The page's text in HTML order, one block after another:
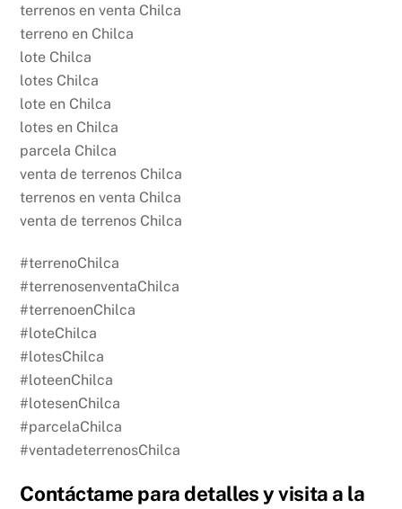
terrenos en venta Chilca
terreno en Chilca
lote Chilca
lotes Chilca
lote en Chilca
lotes en Chilca
parcela Chilca
venta de terrenos Chilca
terrenos en venta Chilca
venta de terrenos Chilca
#terrenoChilca
#terrenosenventaChilca
#terrenoenChilca
#loteChilca
#lotesChilca
#loteenChilca
#lotesenChilca
#parcelaChilca
#ventadeterrenosChilca
Contáctame para detalles y visita a la